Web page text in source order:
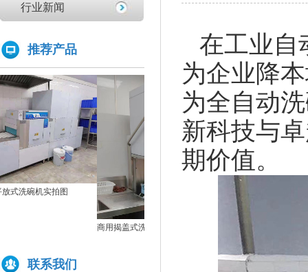
为什么要选择国产品牌的洗碗机?
你们学校还没有用上学校食堂洗碗机吗？
如何正确的使用商用洗碗机确保清洗效果？
为什么不能贪便宜买低价的洗碗机
亚钛洗碗机参展第三十三届上海国际酒店及餐饮业博览会
高效稳定且具潜力的创业选择：洗碗机
全自动洗碗机：清洗新革命，降本增效
商用洗碗机开机关机操作流程及不合适洗那些餐具
亚钛洗碗机参展第三十三届上海国际酒店及餐饮业博览会
学校食堂采购洗碗机的必要性分析
洗碗机比手洗更卫生？更节水？更高效？
行业新闻
推荐产品
双缸两道漂洗通道式洗碗机GYT-2500C
联系我们
在工业自
为企业降
为全自动
新科技与
期价值。